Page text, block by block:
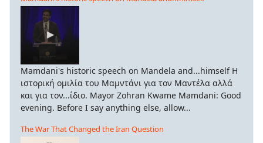
Mamdani's historic speech on Mandela and...himself Η
ιστορική ομιλία του Μαμντάνι για τον Μαντέλα αλλά
και για τον...ίδιο. Mayor Zohran Kwame Mamdani: Good
evening. Before I say anything else, allow...
The War That Changed the Iran Question